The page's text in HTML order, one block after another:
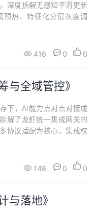
深度拆解无感知平滑更新
预热、特征化分层灰度调
核心环节展开，同时阐述
416 0 0
与全域管控》
下，AI能力点对点对接成
解了龙虾统一集成网关的
协议适配为核心，集成权
中枢。
148 0 0
与落地》